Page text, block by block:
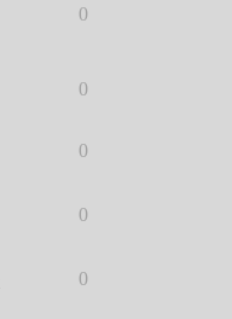
0
0
0
0
0